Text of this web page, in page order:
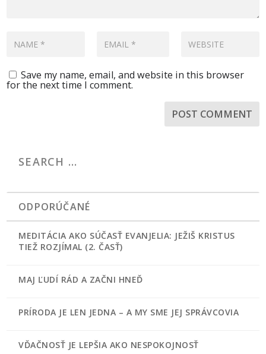
Save my name, email, and website in this browser
for the next time I comment.
ODPORÚČANÉ
MEDITÁCIA AKO SÚČASŤ EVANJELIA: JEŽIŠ KRISTUS
TIEŽ ROZJÍMAL (2. ČASŤ)
MAJ ĽUDÍ RÁD A ZAČNI HNEĎ
PRÍRODA JE LEN JEDNA – A MY SME JEJ SPRÁVCOVIA
VĎAČNOSŤ JE LEPŠIA AKO NESPOKOJNOSŤ